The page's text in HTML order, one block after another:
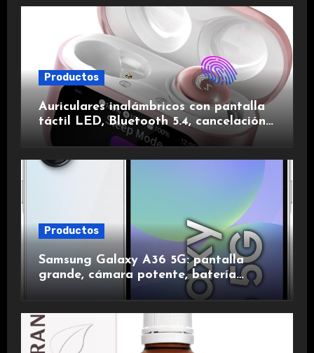
Productos
Auriculares inalámbricos con pantalla
táctil LED, Bluetooth 5.4, cancelación
de ruido, impermeables y de larga
duración.
Productos
Samsung Galaxy A36 5G: pantalla
grande, cámara potente, batería
duradera y carga rápida para una